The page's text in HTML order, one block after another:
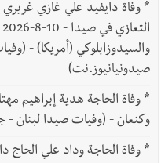
*
والسيدوزابلوكي (أمريكا) -
صيدونيانيوز.نت)
*
وكنعان - (وفيات صيدا لبنان -
*